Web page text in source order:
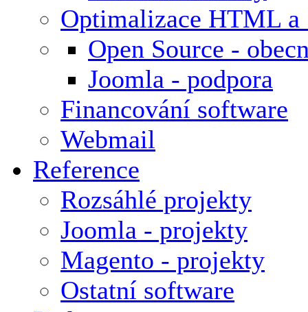
Optimalizace HTML a
Open Source -
Joomla - podpora
Financování software
Webmail
Reference
Rozsáhlé projekty
Joomla - projekty
Magento - projekty
Ostatní software